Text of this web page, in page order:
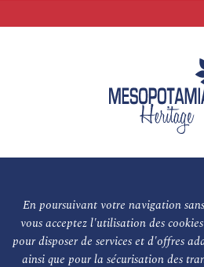
En poursuivant votre navigation
vous acceptez l'utilisation des
pour disposer de services et d'offres
ainsi que pour la sécurisation des
L'association NOS